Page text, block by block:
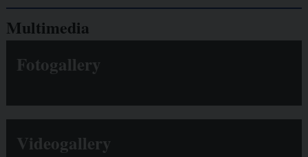
Multimedia
Fotogallery
Videogallery